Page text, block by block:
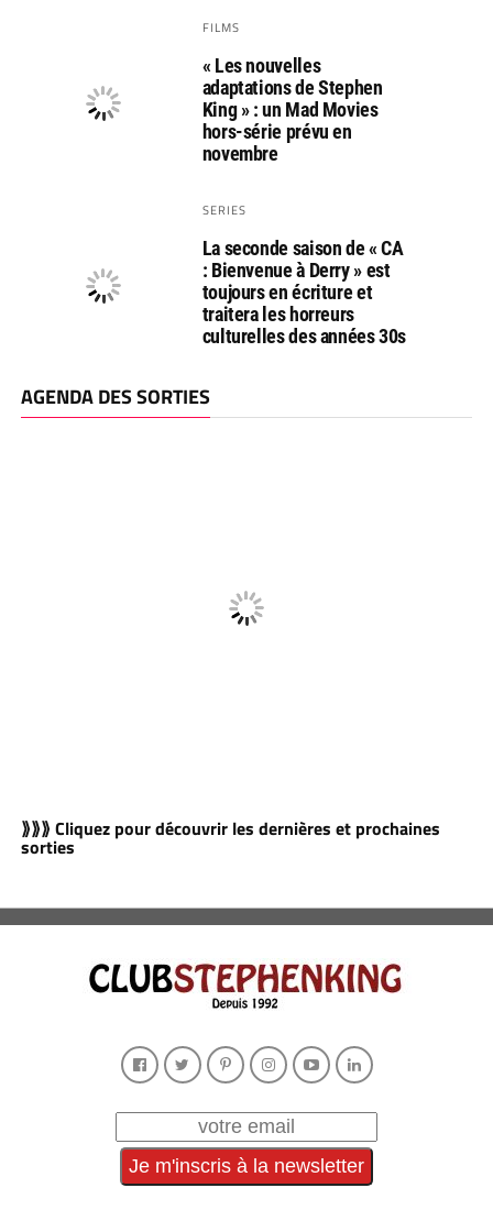
FILMS
« Les nouvelles
adaptations de Stephen
King » : un Mad Movies
hors-série prévu en
novembre
SERIES
La seconde saison de « CA
: Bienvenue à Derry » est
toujours en écriture et
traitera les horreurs
culturelles des années 30s
AGENDA DES SORTIES
⟫⟫⟫ Cliquez pour découvrir les dernières et prochaines
sorties